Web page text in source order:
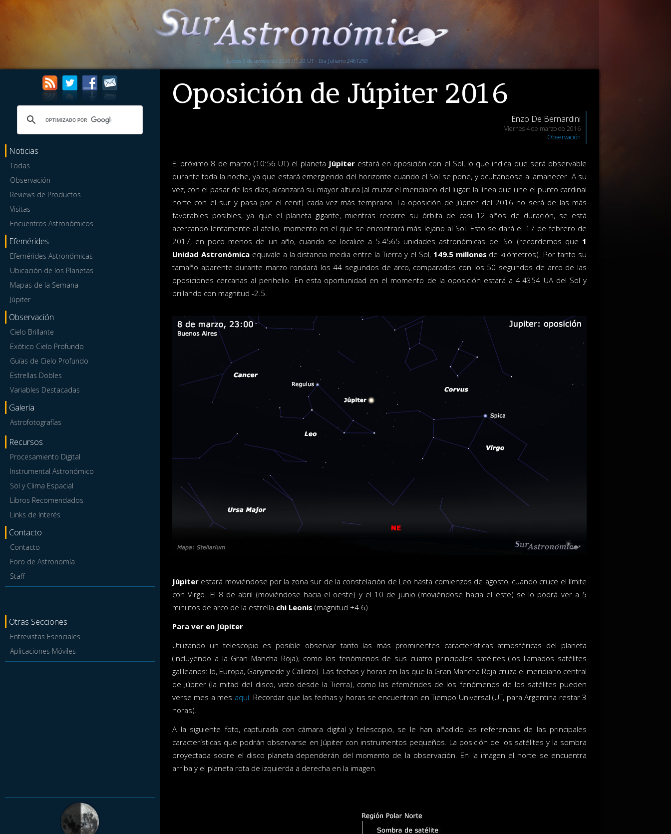
Jueves 6 de agosto de 2026 01:20 UT - Día Juliano 2461259
Noticias
Todas
Observación
Reviews de Productos
Visitas
Encuentros Astronómicos
Efemérides
Efemérides Astronómicas
Ubicación de los Planetas
Mapas de la Semana
Júpiter
Observación
Cielo Brillante
Exótico Cielo Profundo
Guías de Cielo Profundo
Estrellas Dobles
Variables Destacadas
Galería
Astrofotografías
Recursos
Procesamiento Digital
Instrumental Astronómico
Sol y Clima Espacial
Libros Recomendados
Links de Interés
Contacto
Contacto
Foro de Astronomía
Staff
Otras Secciones
Entrevistas Esenciales
Aplicaciones Móviles
Oposición de Júpiter 2016
Enzo De Bernardini
Viernes 4 de marzo de 2016
Observación
El próximo 8 de marzo (10:56 UT) el planeta Júpiterestará en oposición con el Sol, lo que indica que será observable
durante toda la noche, ya que estará emergiendo del horizonte cuando el Sol se pone, y ocultándose al amanecer. A su
vez, con el pasar de los días, alcanzará su mayor altura (al cruzar el meridiano del lugar: la línea que une el punto cardinal
norte con el sur y pasa por el cenit) cada vez más temprano. La oposición de Júpiter del 2016 no será de las más
favorables posibles, ya que el planeta gigante, mientras recorre su órbita de casi 12 años de duración, se está
acercando lentamente al afelio, momento en el que se encontrará más lejano al Sol. Esto se dará el 17 de febrero de
2017, en poco menos de un año, cuando se localice a 5.4565 unidades astronómicas del Sol (recordemos que 1
Unidad Astronómicaequivale a la distancia media entre la Tierra y el Sol, 149.5 millones de kilómetros). Por tanto su
tamaño aparente durante marzo rondará los 44 segundos de arco, comparados con los 50 segundos de arco de las
oposiciones cercanas al perihelio. En esta oportunidad en el momento de la oposición estará a 4.4354 UA del Sol y
brillando con magnitud -2.5.
Júpiter estará moviéndose por la zona sur de la constelación de Leo hasta comienzos de agosto, cuando cruce el límite
con Virgo. El 8 de abril (moviéndose hacia el oeste) y el 10 de junio (moviéndose hacia el este) se lo podrá ver a 5
minutos de arco de la estrella chi Leonis (magnitud +4.6)
Para ver en Júpiter
Utilizando un telescopio es posible observar tanto las más prominentes características atmosféricas del planeta
(incluyendo a la Gran Mancha Roja), como los fenómenos de sus cuatro principales satélites (los llamados satélites
galileanos: Io, Europa, Ganymede y Callisto). Las fechas y horas en las que la Gran Mancha Roja cruza el meridiano central
de Júpiter (la mitad del disco, visto desde la Tierra), como las efemérides de los fenómenos de los satélites pueden
verse mes a mes aquí. Recordar que las fechas y horas se encuentran en Tiempo Universal (UT, para Argentina restar 3
horas).
A la siguiente foto, capturada con cámara digital y telescopio, se le han añadido las referencias de las principales
características que podrán observarse en Júpiter con instrumentos pequeños. La posición de los satélites y la sombra
proyectada sobre el disco planeta dependerán del momento de la observación. En la imagen el norte se encuentra
arriba y el planeta rota de izquierda a derecha en la imagen.